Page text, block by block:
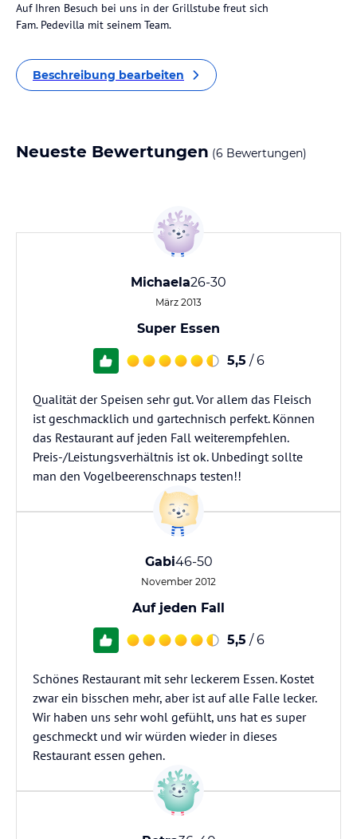
Auf Ihren Besuch bei uns in der Grillstube freut sich
Fam. Pedevilla mit seinem Team.
Beschreibung bearbeiten
Neueste Bewertungen (6 Bewertungen)
Michaela26-30
März 2013
Super Essen
5,5 / 6
Qualität der Speisen sehr gut. Vor allem das Fleisch
ist geschmacklich und gartechnisch perfekt. Können
das Restaurant auf jeden Fall weiterempfehlen.
Preis-/Leistungsverhältnis ist ok. Unbedingt sollte
man den Vogelbeerenschnaps testen!!
Gabi46-50
November 2012
Auf jeden Fall
5,5 / 6
Schönes Restaurant mit sehr leckerem Essen. Kostet
zwar ein bisschen mehr, aber ist auf alle Falle lecker.
Wir haben uns sehr wohl gefühlt, uns hat es super
geschmeckt und wir würden wieder in dieses
Restaurant essen gehen.